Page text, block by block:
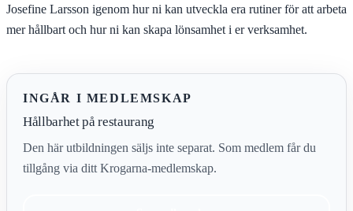
Josefine Larsson igenom hur ni kan utveckla era rutiner för att arbeta
mer hållbart och hur ni kan skapa lönsamhet i er verksamhet.
INGÅR I MEDLEMSKAP
Hållbarhet på restaurang
Den här utbildningen säljs inte separat. Som medlem får du
tillgång via ditt Krogarna-medlemskap.